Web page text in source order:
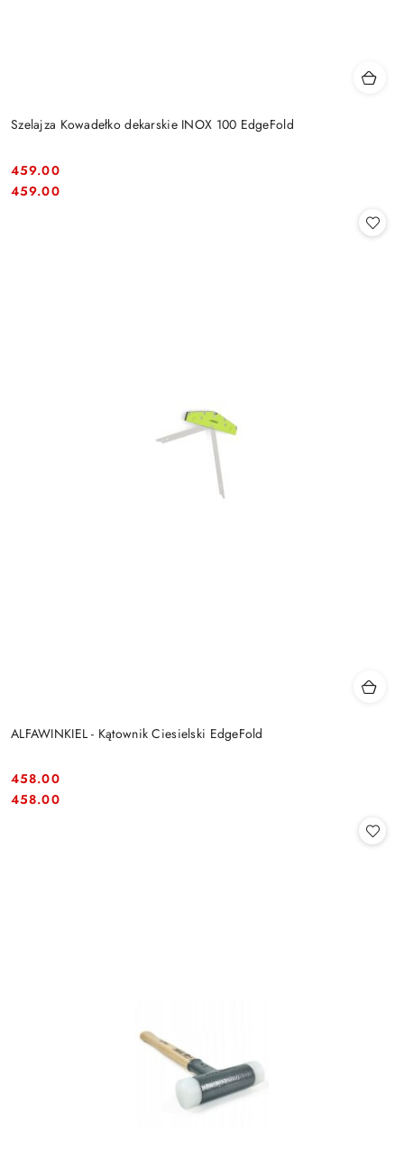
Szelajza Kowadełko dekarskie INOX 100 EdgeFold
Cena:
459.00
Cena:
459.00
ALFAWINKIEL - Kątownik Ciesielski EdgeFold
Cena:
458.00
Cena:
458.00